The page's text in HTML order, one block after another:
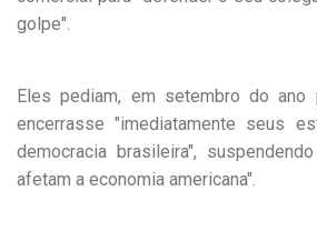
golpe".
Eles pediam, em setembro do ano
encerrasse "imediatamente seus
democracia brasileira",
afetam a economia americana".